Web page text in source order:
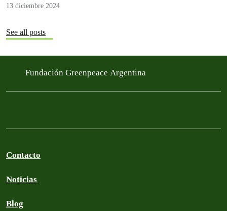
13 diciembre 2024
See all posts
Fundación Greenpeace Argentina
Contacto
Noticias
Blog